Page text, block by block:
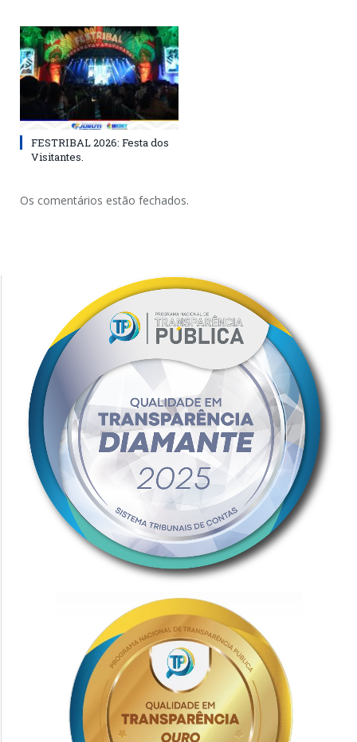
FESTRIBAL 2026: Festa dos
Visitantes.
Os comentários estão fechados.